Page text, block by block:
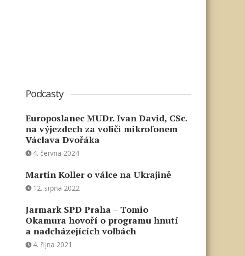
Podcasty
Europoslanec MUDr. Ivan David, CSc.
na výjezdech za voliči mikrofonem
Václava Dvořáka
4. června 2024
Martin Koller o válce na Ukrajině
12. srpna 2022
Jarmark SPD Praha – Tomio
Okamura hovoří o programu hnutí
a nadcházejících volbách
4. října 2021